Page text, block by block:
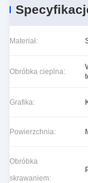
Materiał:
Obróbka cieplna:
Grafika:
Powierzchnia:
Obróbka
skrawaniem: